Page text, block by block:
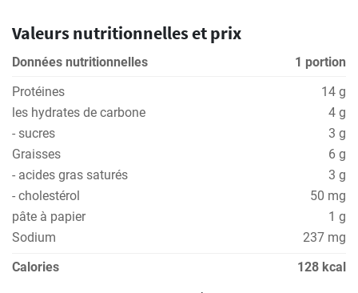
Valeurs nutritionnelles et prix
Données nutritionnelles
1 portion
Protéines
14 g
les hydrates de carbone
4 g
- sucres
3 g
Graisses
6 g
- acides gras saturés
3 g
- cholestérol
50 mg
pâte à papier
1 g
Sodium
237 mg
Calories
128 kcal